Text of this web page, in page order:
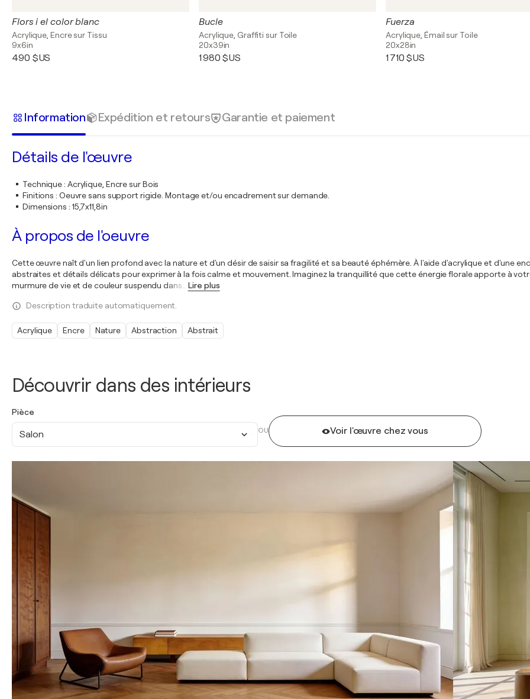
Découvrir dans des intérieurs
Pièce
Salon OU Voir l'œuvre chez vous
Flors i el color blanc
Acrylique, Encre sur Tissu
9x6in
490 $US
Bucle
Acrylique, Graffiti sur Toile
20x39in
1 980 $US
Fuerza
Acrylique, Émail sur Toile
20x28in
1 710 $US
Information Expédition et retours Garantie et paiement
Détails de l'œuvre
Technique: Acrylique, Encre sur Bois
Finitions : Oeuvre sans support rigide. Montage et/ou encadrement sur demande.
Dimensions : 15,7x11,8in
À propos de l'oeuvre
Cette œuvre naît d'un lien profond avec la nature et d'un désir de saisir sa fragilité et sa beauté éphémère. À l'aide d'acrylique et d'une
abstraites et détails délicats pour exprimer à la fois calme et mouvement. Imaginez la tranquillité que cette énergie florale apporte à
murmure de vie et de couleur suspendu dans
Lire plus
Description traduite automatiquement.
Acrylique Encre Nature Abstraction Abstrait